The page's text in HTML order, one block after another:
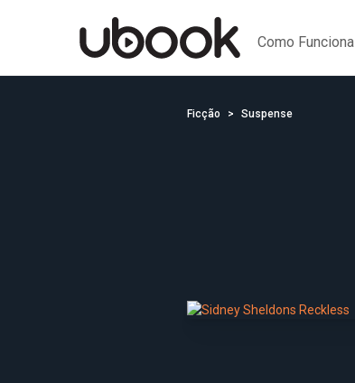
Como Funciona
Ficção Suspense